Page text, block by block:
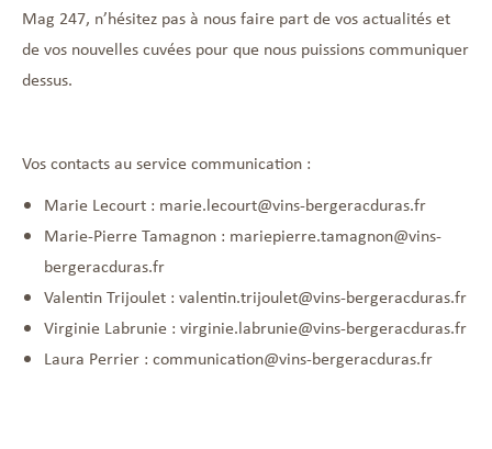
Mag 247, n’hésitez pas à nous faire part de vos actualités et
de vos nouvelles cuvées pour que nous puissions communiquer
dessus.
Vos contacts au service communication :
Marie Lecourt : marie.lecourt@vins-bergeracduras.fr
Marie-Pierre Tamagnon : mariepierre.tamagnon@vins-
bergeracduras.fr
Valentin Trijoulet : valentin.trijoulet@vins-bergeracduras.fr
Virginie Labrunie : virginie.labrunie@vins-bergeracduras.fr
Laura Perrier : communication@vins-bergeracduras.fr